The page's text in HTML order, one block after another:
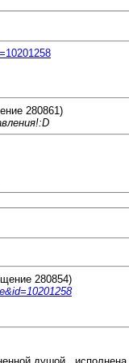
280861)
280854)